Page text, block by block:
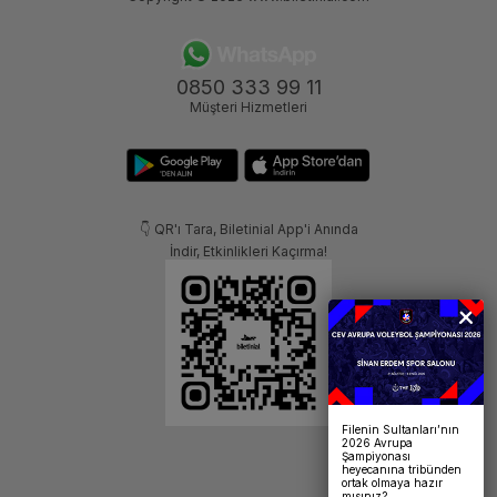
0850 333 99 11
Müşteri Hizmetleri
👇 QR'ı Tara, Biletinial App'i Anında
İndir, Etkinlikleri Kaçırma!
Filenin Sultanları’nın
2026 Avrupa
Şampiyonası
heyecanına tribünden
ortak olmaya hazır